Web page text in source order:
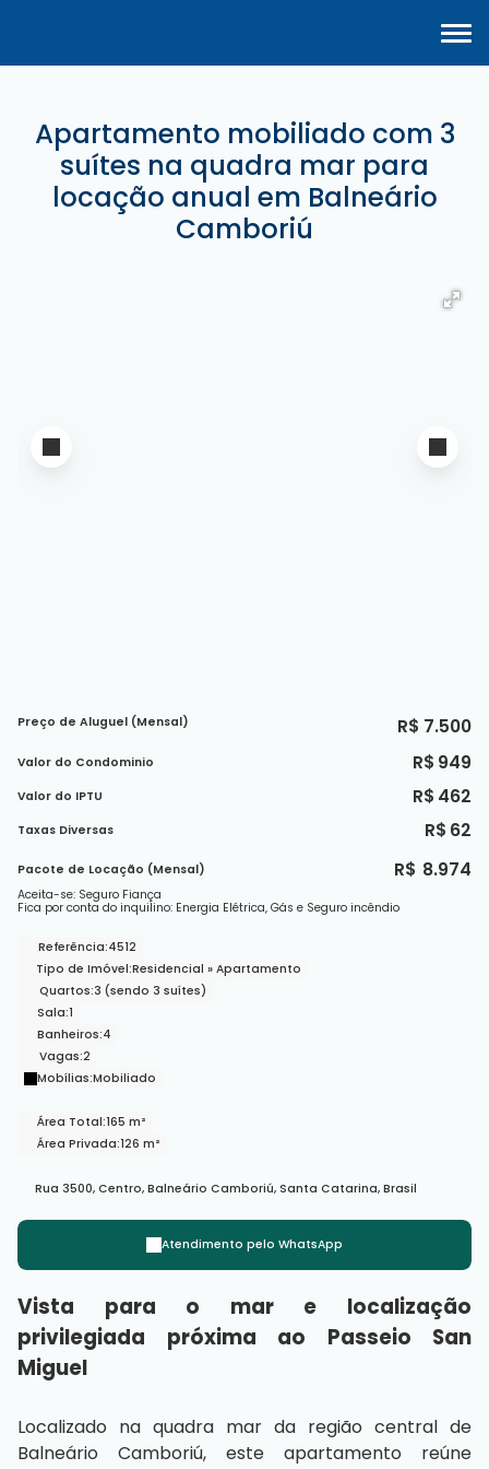
Apartamento mobiliado com 3
suítes na quadra mar para
locação anual em Balneário
Camboriú
R$ 7.500
Preço de Aluguel (Mensal)
Aceita-se: Seguro Fiança
Fica por conta do inquilino: Energia Elétrica, Gás e Seguro incêndio
Valor do IPTU R$ 462
Valor do Condominio R$ 949
Taxas Diversas R$ 62
R$ 8.974
Pacote de Locação (Mensal)
Referência:4512
Tipo de Imóvel:Residencial » Apartamento
Quartos:3 (sendo 3 suítes)
Sala:1
Banheiros:4
Vagas:2
Mobílias:Mobiliado
Área Total:165 m²
Área Privada:126 m²
Rua 3500,Centro,Balneário Camboriú,Santa Catarina,Brasil
Atendimento pelo WhatsApp
Vista para o mar e localização
privilegiada próxima ao Passeio San
Miguel
Localizado na quadra mar da região central de
Balneário Camboriú, este apartamento reúne